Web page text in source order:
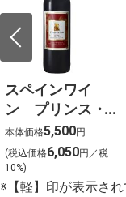
スペインワイ
ン プリンス・
デ・バオ
（赤）
750ml×12本
本体価格5,500円
(税込価格6,050円／税
10%)
※【軽】印が表示さ